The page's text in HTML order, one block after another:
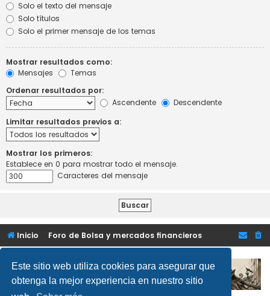
Este sitio web utiliza cookies para asegurar que
obtenga la mejor experiencia en nuestro sitio
Solo el texto del mensaje
Solo títulos
Solo el primer mensaje de los temas
Mostrar resultados como:
Mensajes
Temas
Ordenar resultados por:
Ascendente
Descendente
Limitar resultados previos a:
Mostrar los primeros:
Establece en 0 para mostrar todo el mensaje.
Caracteres del mensaje
Inicio Foro de Bolsa y mercados financieros